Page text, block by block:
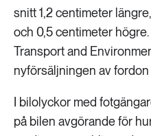
snitt 1,2 centimeter
och 0,5 centimeter
Transport and
nyförsäljningen av
I bilolyckor med
på bilen avgörande för